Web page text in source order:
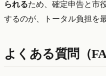
られるため、確定申告と市
するのが、トータル負担を
よくある質問（